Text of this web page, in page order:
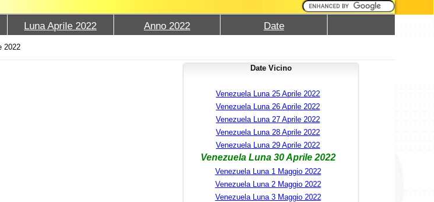
Luna Aprile 2022 Anno 2022 Date
2022
Date Vicino
Venezuela Luna 25 Aprile 2022
Venezuela Luna 26 Aprile 2022
Venezuela Luna 27 Aprile 2022
Venezuela Luna 28 Aprile 2022
Venezuela Luna 29 Aprile 2022
Venezuela Luna 30 Aprile 2022
Venezuela Luna 1 Maggio 2022
Venezuela Luna 2 Maggio 2022
Venezuela Luna 3 Maggio 2022